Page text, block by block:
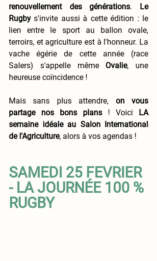
renouvellement des générations. Le
Rugby s'invite aussi à cette édition : le
lien entre le sport au ballon ovale,
terroirs, et agriculture est à l'honneur. La
vache égérie de cette année (race
Salers) s'appelle même Ovalie,
une
heureuse coïncidence !
Mais sans plus attendre, on vous
partage nos bons plans ! Voici LA
semaine idéale au Salon International
de l'Agriculture, alors à vos agendas !
SAMEDI 25 FEVRIER
- LA JOURNÉE 100 %
RUGBY